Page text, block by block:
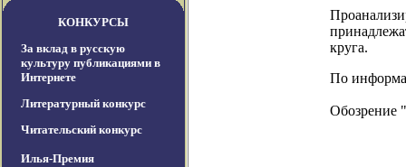
КОНКУРСЫ
За вклад в русскую
культуру публикациями в
Интернете
Литературный конкурс
Читательский конкурс
Илья-Премия
круга.
По
Обозрение "